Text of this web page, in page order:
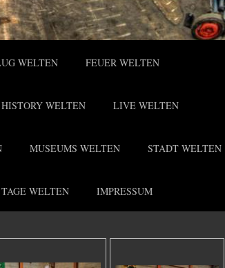
WELTEN FEUER WELTEN
HISTORY WELTEN LIVE WELTEN
MUSEUMS WELTEN STADT WELTEN
WELTEN IMPRESSUM